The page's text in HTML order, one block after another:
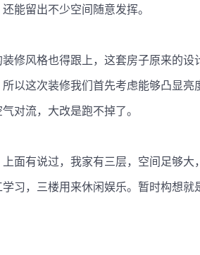
能留出不少空间随意发挥。
修风格也得跟上，这套房子原来的
以这次装修我们首先考虑能够凸显
对流，大改是跑不掉了。
面有说过，我家有三层，空间足够
习，三楼用来休闲娱乐。暂时构想